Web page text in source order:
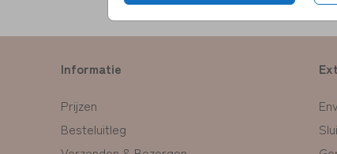
Informatie
Prijzen
Besteluitleg